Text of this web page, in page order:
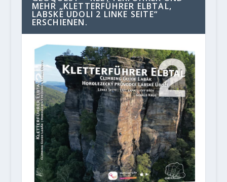
MEHR „KLETTERFÜHRER ELBTAL,
LABSKE UDOLI 2 LINKE SEITE“
ERSCHIENEN.